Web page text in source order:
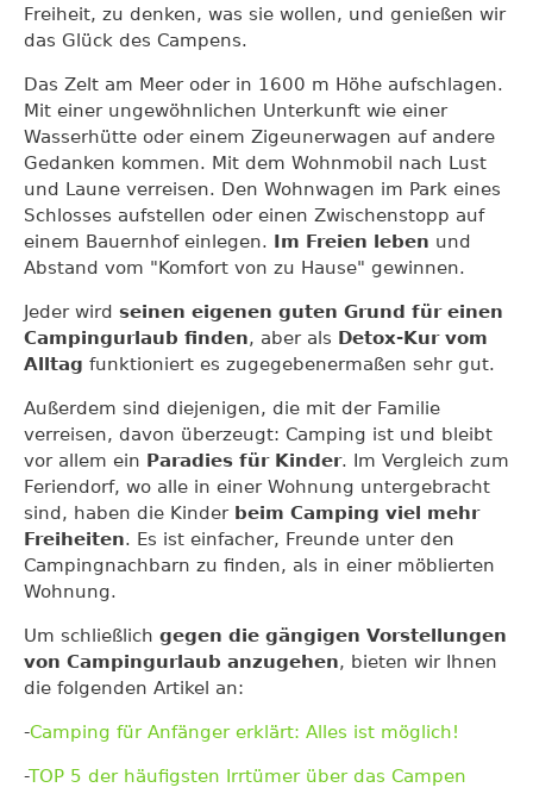
Freiheit, zu denken, was sie wollen, und genießen wir
das Glück des Campens.
Das Zelt am Meer oder in 1600 m Höhe aufschlagen.
Mit einer ungewöhnlichen Unterkunft wie einer
Wasserhütte oder einem Zigeunerwagen auf andere
Gedanken kommen. Mit dem Wohnmobil nach Lust
und Laune verreisen. Den Wohnwagen im Park eines
Schlosses aufstellen oder einen Zwischenstopp auf
einem Bauernhof einlegen. Im Freien leben und
Abstand vom "Komfort von zu Hause" gewinnen.
Jeder wird seinen eigenen guten Grund für einen
Campingurlaub finden, aber als Detox-Kur vom
Alltag funktioniert es zugegebenermaßen sehr gut.
Außerdem sind diejenigen, die mit der Familie
verreisen, davon überzeugt: Camping ist und bleibt
vor allem ein Paradies für Kinder. Im Vergleich zum
Feriendorf, wo alle in einer Wohnung untergebracht
sind, haben die Kinder beim Camping viel mehr
Freiheiten. Es ist einfacher, Freunde unter den
Campingnachbarn zu finden, als in einer möblierten
Wohnung.
Um schließlich gegen die gängigen Vorstellungen
von Campingurlaub anzugehen, bieten wir Ihnen
die folgenden Artikel an:
-Camping für Anfänger erklärt: Alles ist möglich!
-TOP 5 der häufigsten Irrtümer über das Campen